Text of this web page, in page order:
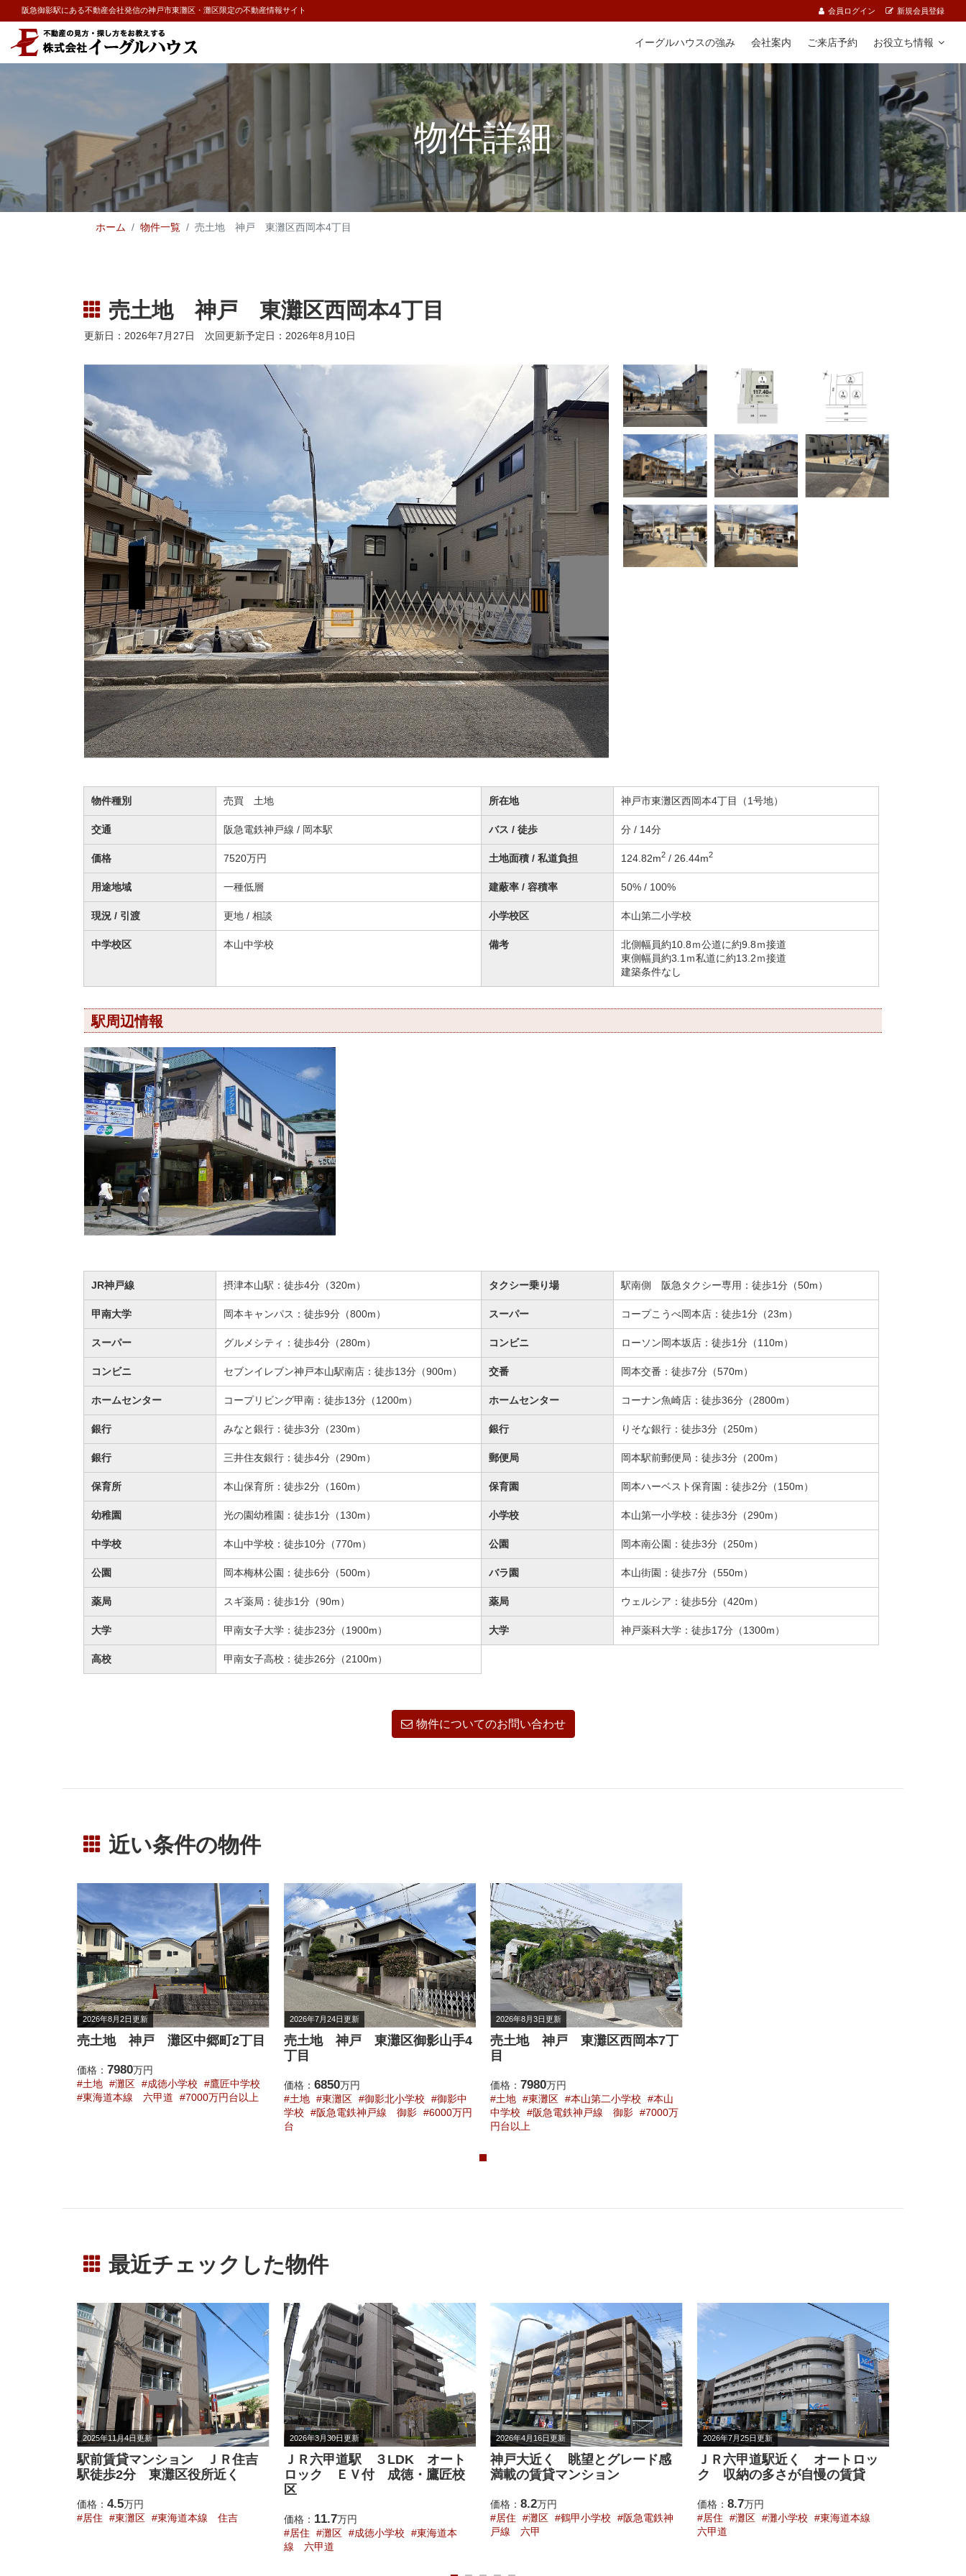
阪急御影駅にある不動産会社発信の神戸市東灘区・灘区限定の不動産情報サイト 会員ログイン 新規会員登録
イーグルハウスの強み 会社案内 ご来店予約 お役立ち情報
物件詳細
ホーム 物件一覧 売土地 神戸 東灘区西岡本4丁目
売土地 神戸 東灘区西岡本4丁目
更新日：2026年7月27日 次回更新予定日：2026年8月10日
物件種別 売買 土地 所在地 神戸市東灘区西岡本4丁目（1号地）
交通 阪急電鉄神戸線 / 岡本駅 バス / 徒歩 分 / 14分
価格 7520万円 土地面積 / 私道負担 124.82m2/ 26.44m2
用途地域 一種低層 建蔽率 / 容積率 50% / 100%
現況 / 引渡 更地 / 相談 小学校区 本山第二小学校
中学校区 本山中学校 備考
北側幅員約10.8ｍ公道に約9.8ｍ接道
東側幅員約3.1ｍ私道に約13.2ｍ接道
建築条件なし
駅周辺情報
JR神戸線 摂津本山駅：徒歩4分（320m） タクシー乗り場 駅南側 阪急タクシー専用：徒歩1分（50m）
甲南大学 岡本キャンパス：徒歩9分（800m） スーパー コープこうべ岡本店：徒歩1分（23m）
スーパー グルメシティ：徒歩4分（280m） コンビニ ローソン岡本坂店：徒歩1分（110m）
コンビニ セブンイレブン神戸本山駅南店：徒歩13分（900m） 交番 岡本交番：徒歩7分（570m）
ホームセンター コープリビング甲南：徒歩13分（1200m） ホームセンター コーナン魚崎店：徒歩36分（2800m）
銀行 みなと銀行：徒歩3分（230m） 銀行 りそな銀行：徒歩3分（250m）
銀行 三井住友銀行：徒歩4分（290m） 郵便局 岡本駅前郵便局：徒歩3分（200m）
保育所 本山保育所：徒歩2分（160m） 保育園 岡本ハーベスト保育園：徒歩2分（150m）
幼稚園 光の園幼稚園：徒歩1分（130m） 小学校 本山第一小学校：徒歩3分（290m）
中学校 本山中学校：徒歩10分（770m） 公園 岡本南公園：徒歩3分（250m）
公園 岡本梅林公園：徒歩6分（500m） バラ園 本山街園：徒歩7分（550m）
薬局 スギ薬局：徒歩1分（90m） 薬局 ウェルシア：徒歩5分（420m）
大学 甲南女子大学：徒歩23分（1900m） 大学 神戸薬科大学：徒歩17分（1300m）
高校 甲南女子高校：徒歩26分（2100m）
物件についてのお問い合わせ
近い条件の物件
2026年8月2日更新
売土地 神戸 灘区中郷町2丁目
価格： 7980万円
土地
灘区 成徳小学校
鷹匠中学校
東海道本線 六甲道
7000万円台以上
2026年7月24日更新
売土地 神戸 東灘区御影山手4
丁目
価格： 6850万円
土地
東灘区 御影北小学校
御影中
学校
阪急電鉄神戸線 御影
6000万円
台
2026年8月3日更新
売土地 神戸 東灘区西岡本7丁
目
価格： 7980万円
土地
東灘区 本山第二小学校
本山
中学校
阪急電鉄神戸線 御影
7000万
円台以上
最近チェックした物件
2026年3月30日更新
ＪＲ六甲道駅 ３LDK オート
ロック ＥＶ付 成徳・鷹匠校
価格： 11.7万円
2026年4月16日更新
神戸大近く 眺望とグレード感
満載の賃貸マンション
居住
灘区 鶴甲小学校
戸線 六甲
2026年7月25日更新
ＪＲ六甲道駅近く オートロッ
ク 収納の多さが自慢の賃貸
価格： 8.7万円
居住
灘区 灘小学校
東海道本線
六甲道
2026年7月13日更新
旧特優賃物件で浴室・トイレの
ゆったりした賃貸マンション
価格： 8.8万円
居住
成徳小学校
東海道本線 六甲
道